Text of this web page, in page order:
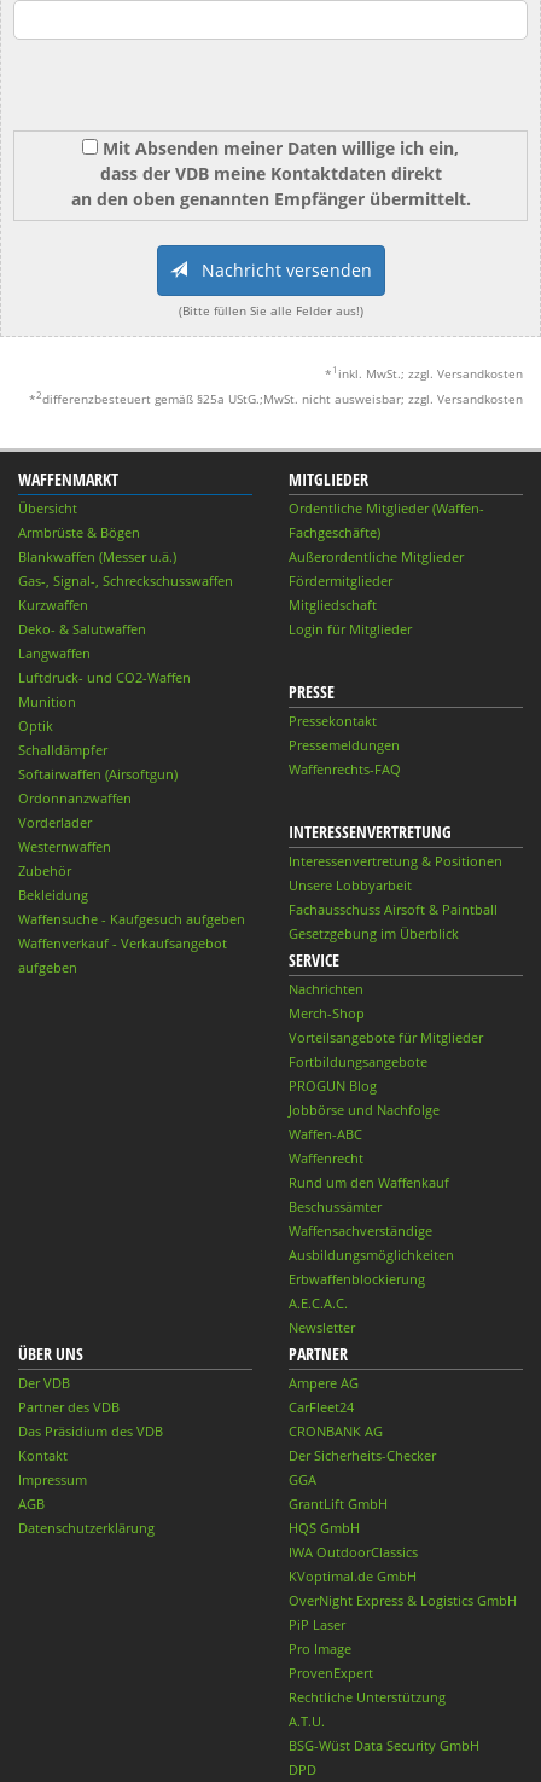
Mit Absenden meiner Daten willige ich ein,
dass der VDB meine Kontaktdaten direkt
an den oben genannten Empfänger übermittelt.
Nachricht versenden
(Bitte füllen Sie alle Felder aus!)
* 1 inkl. MwSt.; zzgl. Versandkosten
*2differenzbesteuert gemäß §25a UStG.;MwSt. nicht ausweisbar; zzgl. Versandkosten
WAFFENMARKT
Übersicht
Armbrüste & Bögen
Blankwaffen (Messer u.ä.)
Gas-, Signal-, Schreckschusswaffen
Kurzwaffen
Deko- & Salutwaffen
Langwaffen
Luftdruck- und CO2-Waffen
Munition
Optik
Schalldämpfer
Softairwaffen (Airsoftgun)
Ordonnanzwaffen
Vorderlader
Westernwaffen
Zubehör
Bekleidung
Waffensuche - Kaufgesuch aufgeben
Waffenverkauf - Verkaufsangebot
aufgeben
MITGLIEDER
Ordentliche Mitglieder (Waffen-
Fachgeschäfte)
Außerordentliche Mitglieder
Fördermitglieder
Mitgliedschaft
Login für Mitglieder
PRESSE
Pressekontakt
Pressemeldungen
Waffenrechts-FAQ
INTERESSENVERTRETUNG
Interessenvertretung & Positionen
Unsere Lobbyarbeit
Fachausschuss Airsoft & Paintball
Gesetzgebung im Überblick
SERVICE
Nachrichten
Merch-Shop
Vorteilsangebote für Mitglieder
Fortbildungsangebote
PROGUN Blog
Jobbörse und Nachfolge
Waffen-ABC
Waffenrecht
Rund um den Waffenkauf
Beschussämter
Waffensachverständige
Ausbildungsmöglichkeiten
Erbwaffenblockierung
A.E.C.A.C.
Newsletter
ÜBER UNS
Der VDB
Partner des VDB
Das Präsidium des VDB
Kontakt
Impressum
AGB
Datenschutzerklärung
PARTNER
Ampere AG
CarFleet24
CRONBANK AG
Der Sicherheits-Checker
GGA
GrantLift GmbH
HQS GmbH
IWA OutdoorClassics
KVoptimal.de GmbH
OverNight Express & Logistics GmbH
PiP Laser
Pro Image
ProvenExpert
Rechtliche Unterstützung
A.T.U.
BSG-Wüst Data Security GmbH
DPD